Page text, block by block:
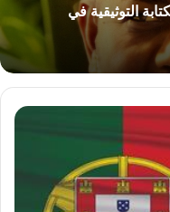
التوثيقية في